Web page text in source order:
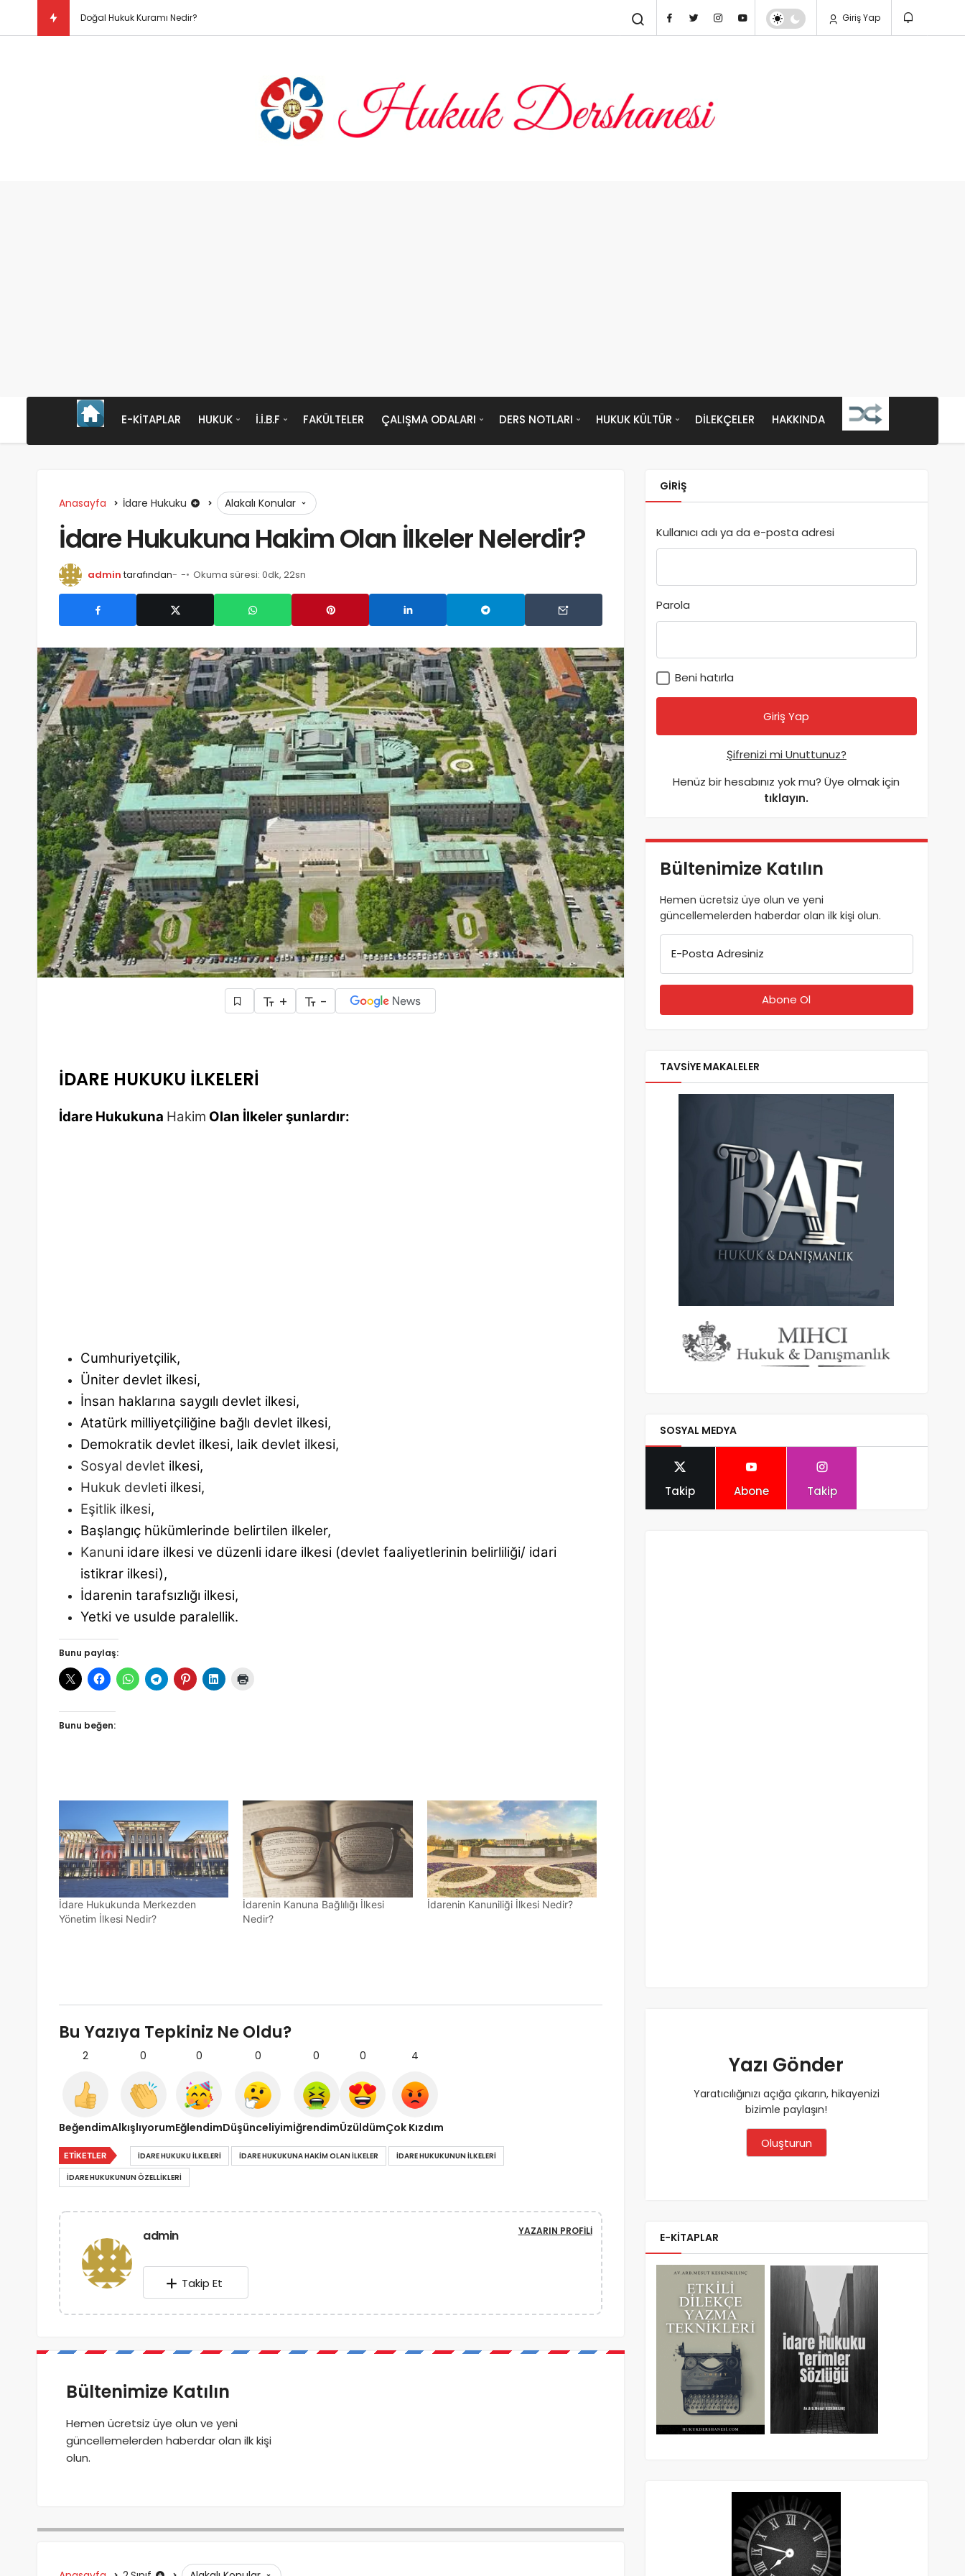
Doğal Hukuk Kuramı Nedir? Giriş Yap
E-KITAPLAR HUKUK İ.İ.B.F FAKÜLTELER ÇALIŞMA ODALARI DERS NOTLARI HUKUK KÜLTÜR DILEKÇELER HAKKINDA
Anasayfa İdare Hukuku Alakalı Konular
İdare Hukukuna Hakim Olan İlkeler Nelerdir?
admin tarafından - Okuma süresi: 0dk, 22sn
+ -
İDARE HUKUKU İLKELERİ
İdare Hukukuna Hakim Olan İlkeler şunlardır:
Cumhuriyetçilik,
Üniter devlet ilkesi,
İnsan haklarına saygılı devlet ilkesi,
Atatürk milliyetçiliğine bağlı devlet ilkesi,
Demokratik devlet ilkesi, laik devlet ilkesi,
Sosyal devlet ilkesi,
Hukuk devleti ilkesi,
Eşitlik ilkesi,
Başlangıç hükümlerinde belirtilen ilkeler,
Kanuni idare ilkesi ve düzenli idare ilkesi (devlet faaliyetlerinin belirliliği/ idari
istikrar ilkesi),
İdarenin tarafsızlığı ilkesi,
Yetki ve usulde paralellik.
Bunu paylaş:
Bunu beğen:
İdare Hukukunda Merkezden
Yönetim İlkesi Nedir?
İdarenin Kanuna Bağlılığı İlkesi
Nedir?
İdarenin Kanuniliği İlkesi Nedir?
Bu Yazıya Tepkiniz Ne Oldu?
2
Beğendim
0
Alkışlıyorum
0
Eğlendim
0
Düşünceliyim
0
İğrendim
0
Üzüldüm
4
Çok Kızdım
ETIKETLER İDARE HUKUKU İLKELERİ IDARE HUKUKUNA HAKIM OLAN ILKELER
IDARE HUKUKUNUN ILKELERI
IDARE HUKUKUNUN ÖZELLIKLERI
admin YAZARIN PROFILI
Takip Et
Bültenimize Katılın
Hemen ücretsiz üye olun ve yeni
güncellemelerden haberdar olan ilk kişi
olun.
GIRIŞ
Kullanıcı adı ya da e-posta adresi
Parola
Beni hatırla
Şifrenizi mi Unuttunuz?
Henüz bir hesabınız yok mu? Üye olmak için
tıklayın.
Bültenimize Katılın
Hemen ücretsiz üye olun ve yeni
güncellemelerden haberdar olan ilk kişi olun.
E-Posta Adresiniz
TAVSİYE MAKALELER
SOSYAL MEDYA
Takip Abone Takip
Yazı Gönder
Yaratıcılığınızı açığa çıkarın, hikayenizi
bizimle paylaşın!
Oluşturun
E-KİTAPLAR